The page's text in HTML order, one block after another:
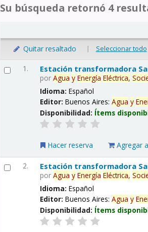
Su búsqueda retornó 4
Quitar resaltado | Seleccionar todo
1. Estación transformadora
porAgua y Energía Eléctrica,
Idioma:Español
Editor:Buenos Aires:Agua y
Disponibilidad: Ítems
Hacer reserva Agregar
2. Estación transformadora
porAgua y Energía Eléctrica,
Idioma:Español
Editor:Buenos Aires:Agua y
Disponibilidad: Ítems